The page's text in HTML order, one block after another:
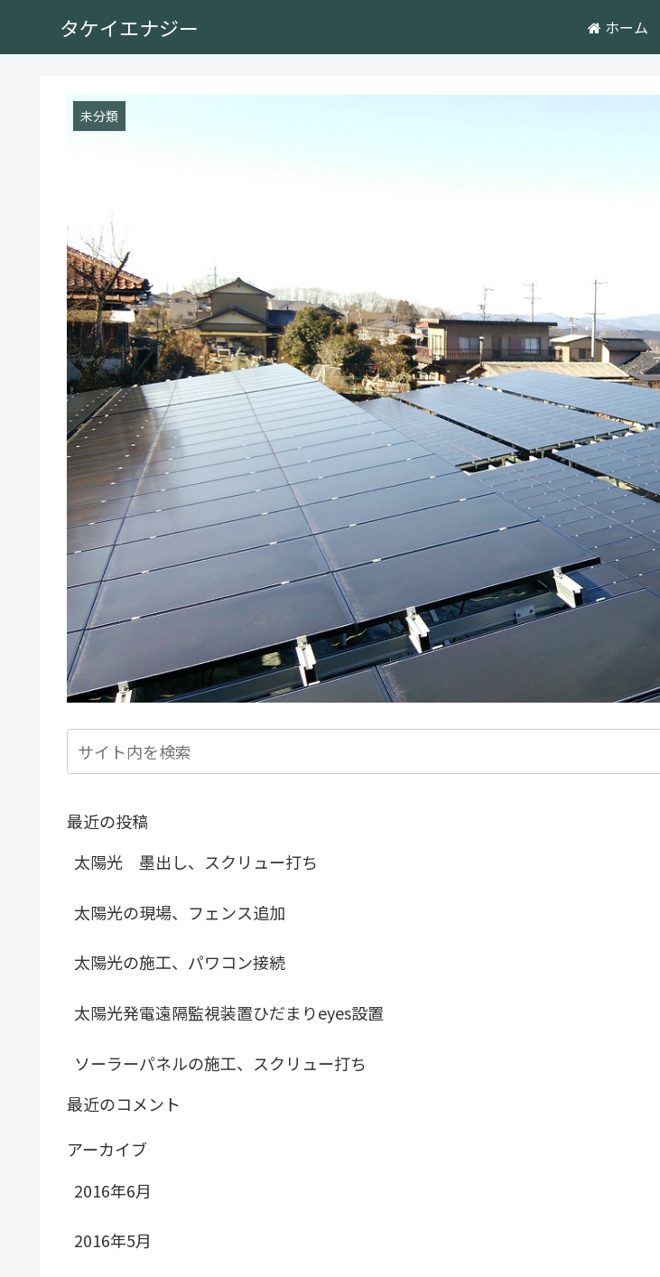
タケイエナジー ホーム
未分類
最近の投稿
太陽光 墨出し、スクリュー打ち
太陽光の現場、フェンス追加
太陽光の施工、パワコン接続
太陽光発電遠隔監視装置ひだまりeyes設置
ソーラーパネルの施工、スクリュー打ち
最近のコメント
アーカイブ
2016年6月
2016年5月